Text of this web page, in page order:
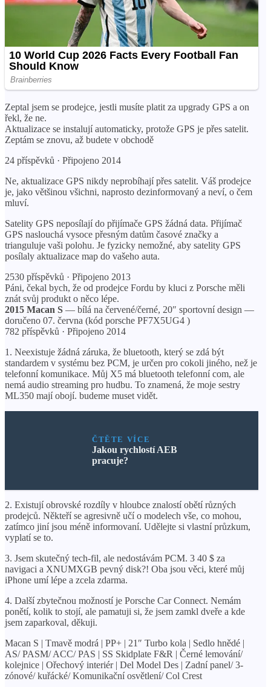
Zeptal jsem se prodejce, jestli musíte platit za upgrady GPS a on
řekl, že ne.
Aktualizace se instalují automaticky, protože GPS je přes satelit.
Zeptám se znovu, až budete v obchodě
24 příspěvků · Připojeno 2014
Ne, aktualizace GPS nikdy neprobíhají přes satelit. Váš prodejce
je, jako většinou všichni, naprosto dezinformovaný a neví, o čem
mluví.
Satelity GPS neposílají do přijímače GPS žádná data. Přijímač
GPS naslouchá vysoce přesným datům časové značky a
trianguluje vaši polohu. Je fyzicky nemožné, aby satelity GPS
posílaly aktualizace map do vašeho auta.
2530 příspěvků · Připojeno 2013
Páni, čekal bych, že od prodejce Fordu by kluci z Porsche měli
znát svůj produkt o něco lépe.
2015 Macan S — bílá na červené/černé, 20″ sportovní design —
doručeno 07. června (kód porsche PF7X5UG4 )
782 příspěvků · Připojeno 2014
1. Neexistuje žádná záruka, že bluetooth, který se zdá být
standardem v systému bez PCM, je určen pro cokoli jiného, ​​než je
telefonní komunikace. Můj X5 má bluetooth telefonní com, ale
nemá audio streaming pro hudbu. To znamená, že moje sestry
ML350 mají obojí. budeme muset vidět.
ČTĚTE VÍCE
Jakou rychlostí AEB
pracuje?
2. Existují obrovské rozdíly v hloubce znalostí obětí různých
prodejců. Někteří se agresivně učí o modelech vše, co mohou,
zatímco jiní jsou méně informovaní. Udělejte si vlastní průzkum,
vyplatí se to.
3. Jsem skutečný tech-fil, ale nedostávám PCM. 3 40 $ za
navigaci a XNUMXGB pevný disk?! Oba jsou věci, které můj
iPhone umí lépe a zcela zdarma.
4. Další zbytečnou možností je Porsche Car Connect. Nemám
ponětí, kolik to stojí, ale pamatuji si, že jsem zamkl dveře a kde
jsem zaparkoval, děkuji.
Macan S | Tmavě modrá | PP+ | 21″ Turbo kola | Sedlo hnědé |
AS/ PASM/ ACC/ PAS | SS Skidplate F&R | Černé lemování/
kolejnice | Ořechový interiér | Del Model Des | Zadní panel/ 3-
zónové/ kuřácké/ Komunikační osvětlení/ Col Crest